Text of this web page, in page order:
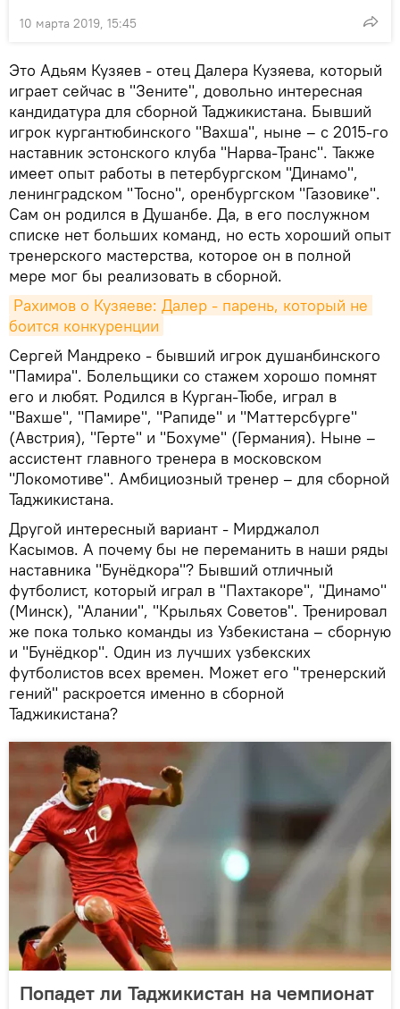
10 марта 2019, 15:45
Это Адьям Кузяев - отец Далера Кузяева, который
играет сейчас в "Зените", довольно интересная
кандидатура для сборной Таджикистана. Бывший
игрок кургантюбинского "Вахша", ныне – с 2015-го
наставник эстонского клуба "Нарва-Транс". Также
имеет опыт работы в петербургском "Динамо",
ленинградском "Тосно", оренбургском "Газовике".
Сам он родился в Душанбе. Да, в его послужном
списке нет больших команд, но есть хороший опыт
тренерского мастерства, которое он в полной
мере мог бы реализовать в сборной.
Рахимов о Кузяеве: Далер - парень, который не
боится конкуренции
Сергей Мандреко - бывший игрок душанбинского
"Памира". Болельщики со стажем хорошо помнят
его и любят. Родился в Курган-Тюбе, играл в
"Вахше", "Памире", "Рапиде" и "Маттерсбурге"
(Австрия), "Герте" и "Бохуме" (Германия). Ныне –
ассистент главного тренера в московском
"Локомотиве". Амбициозный тренер – для сборной
Таджикистана.
Другой интересный вариант - Мирджалол
Касымов. А почему бы не переманить в наши ряды
наставника "Бунёдкора"? Бывший отличный
футболист, который играл в "Пахтакоре", "Динамо"
(Минск), "Алании", "Крыльях Советов". Тренировал
же пока только команды из Узбекистана – сборную
и "Бунёдкор". Один из лучших узбекских
футболистов всех времен. Может его "тренерский
гений" раскроется именно в сборной
Таджикистана?
Попадет ли Таджикистан на чемпионат